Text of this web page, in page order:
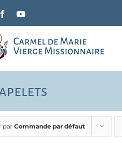
FacebookYouTube
par Commande par défaut